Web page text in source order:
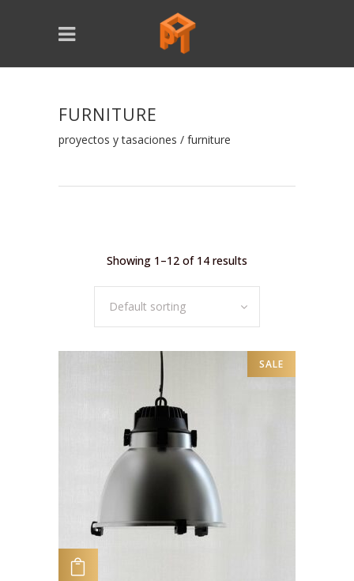
FURNITURE
proyectos y tasaciones / furniture
Showing 1–12 of 14 results
Default sorting
SALE